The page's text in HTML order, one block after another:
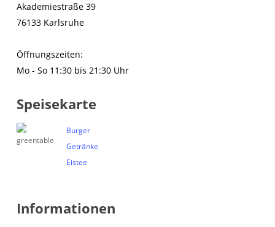
Akademiestraße 39
76133 Karlsruhe
Öffnungszeiten:
Mo - So 11:30 bis 21:30 Uhr
Speisekarte
Burger
Getränke
Eistee
Informationen